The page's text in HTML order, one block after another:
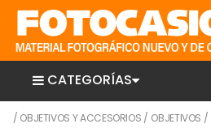
CATEGORÍAS
/ OBJETIVOS Y ACCESORIOS / OBJETIVOS /